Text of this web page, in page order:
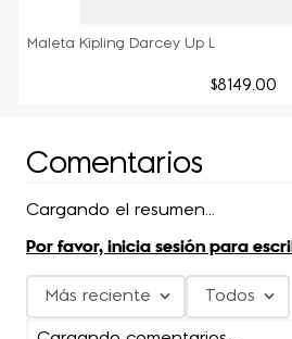
Maleta Kipling Darcey Up L
$8149.00
Comentarios
Cargando el resumen…
Por favor, inicia sesión para
Más reciente Todos